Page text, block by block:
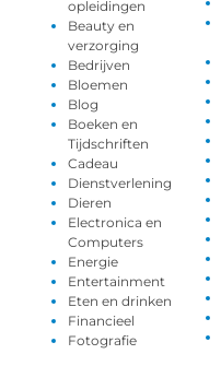
opleidingen
Beauty en
verzorging
Bedrijven
Bloemen
Blog
Boeken en
Tijdschriften
Cadeau
Dienstverlening
Dieren
Electronica en
Computers
Energie
Entertainment
Eten en drinken
Financieel
Fotografie